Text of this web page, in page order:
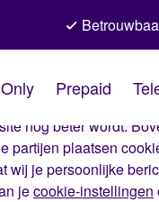
De cookies
gebruiken cookies op
nog beter wordt.
partijen plaatsen
wij je persoonlijke
jecookie-instellingen
Prepaid